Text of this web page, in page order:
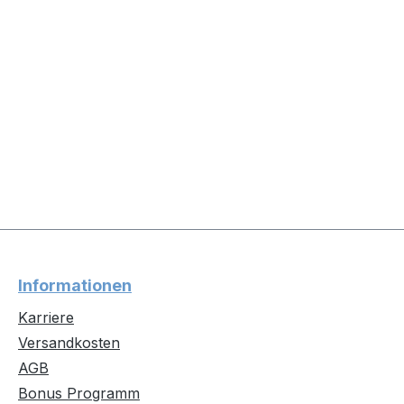
Informationen
Karriere
Versandkosten
AGB
Bonus Programm